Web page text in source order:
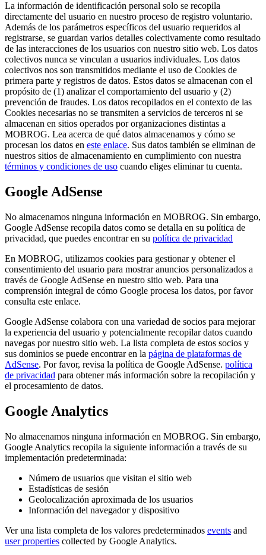
La información de identificación personal solo se recopila
directamente del usuario en nuestro proceso de registro voluntario.
Además de los parámetros específicos del usuario requeridos al
registrarse, se guardan varios detalles colectivamente como resultado
de las interacciones de los usuarios con nuestro sitio web. Los datos
colectivos nunca se vinculan a usuarios individuales. Los datos
colectivos nos son transmitidos mediante el uso de Cookies de
primera parte y registros de datos. Estos datos se almacenan con el
propósito de (1) analizar el comportamiento del usuario y (2)
prevención de fraudes. Los datos recopilados en el contexto de las
Cookies necesarias no se transmiten a servicios de terceros ni se
almacenan en sitios operados por organizaciones distintas a
MOBROG. Lea acerca de qué datos almacenamos y cómo se
procesan los datos en este enlace. Sus datos también se eliminan de
nuestros sitios de almacenamiento en cumplimiento con nuestra
términos y condiciones de uso cuando eliges eliminar tu cuenta.
Google AdSense
No almacenamos ninguna información en MOBROG. Sin embargo,
Google AdSense recopila datos como se detalla en su política de
privacidad, que puedes encontrar en su política de privacidad
En MOBROG, utilizamos cookies para gestionar y obtener el
consentimiento del usuario para mostrar anuncios personalizados a
través de Google AdSense en nuestro sitio web. Para una
comprensión integral de cómo Google procesa los datos, por favor
consulta este enlace.
Google AdSense colabora con una variedad de socios para mejorar
la experiencia del usuario y potencialmente recopilar datos cuando
navegas por nuestro sitio web. La lista completa de estos socios y
sus dominios se puede encontrar en la página de plataformas de
AdSense. Por favor, revisa la política de Google AdSense. política
de privacidad para obtener más información sobre la recopilación y
el procesamiento de datos.
Google Analytics
No almacenamos ninguna información en MOBROG. Sin embargo,
Google Analytics recopila la siguiente información a través de su
implementación predeterminada:
Número de usuarios que visitan el sitio web
Estadísticas de sesión
Geolocalización aproximada de los usuarios
Información del navegador y dispositivo
Ver una lista completa de los valores predeterminados events and
user properties collected by Google Analytics.